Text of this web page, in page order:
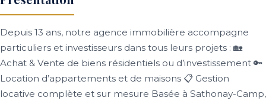
Depuis 13 ans, notre agence immobilière accompagne
particuliers et investisseurs dans tous leurs projets : 🏡
Achat & Vente de biens résidentiels ou d’investissement 🔑
Location d’appartements et de maisons 📋 Gestion
locative complète et sur mesure Basée à Sathonay-Camp,